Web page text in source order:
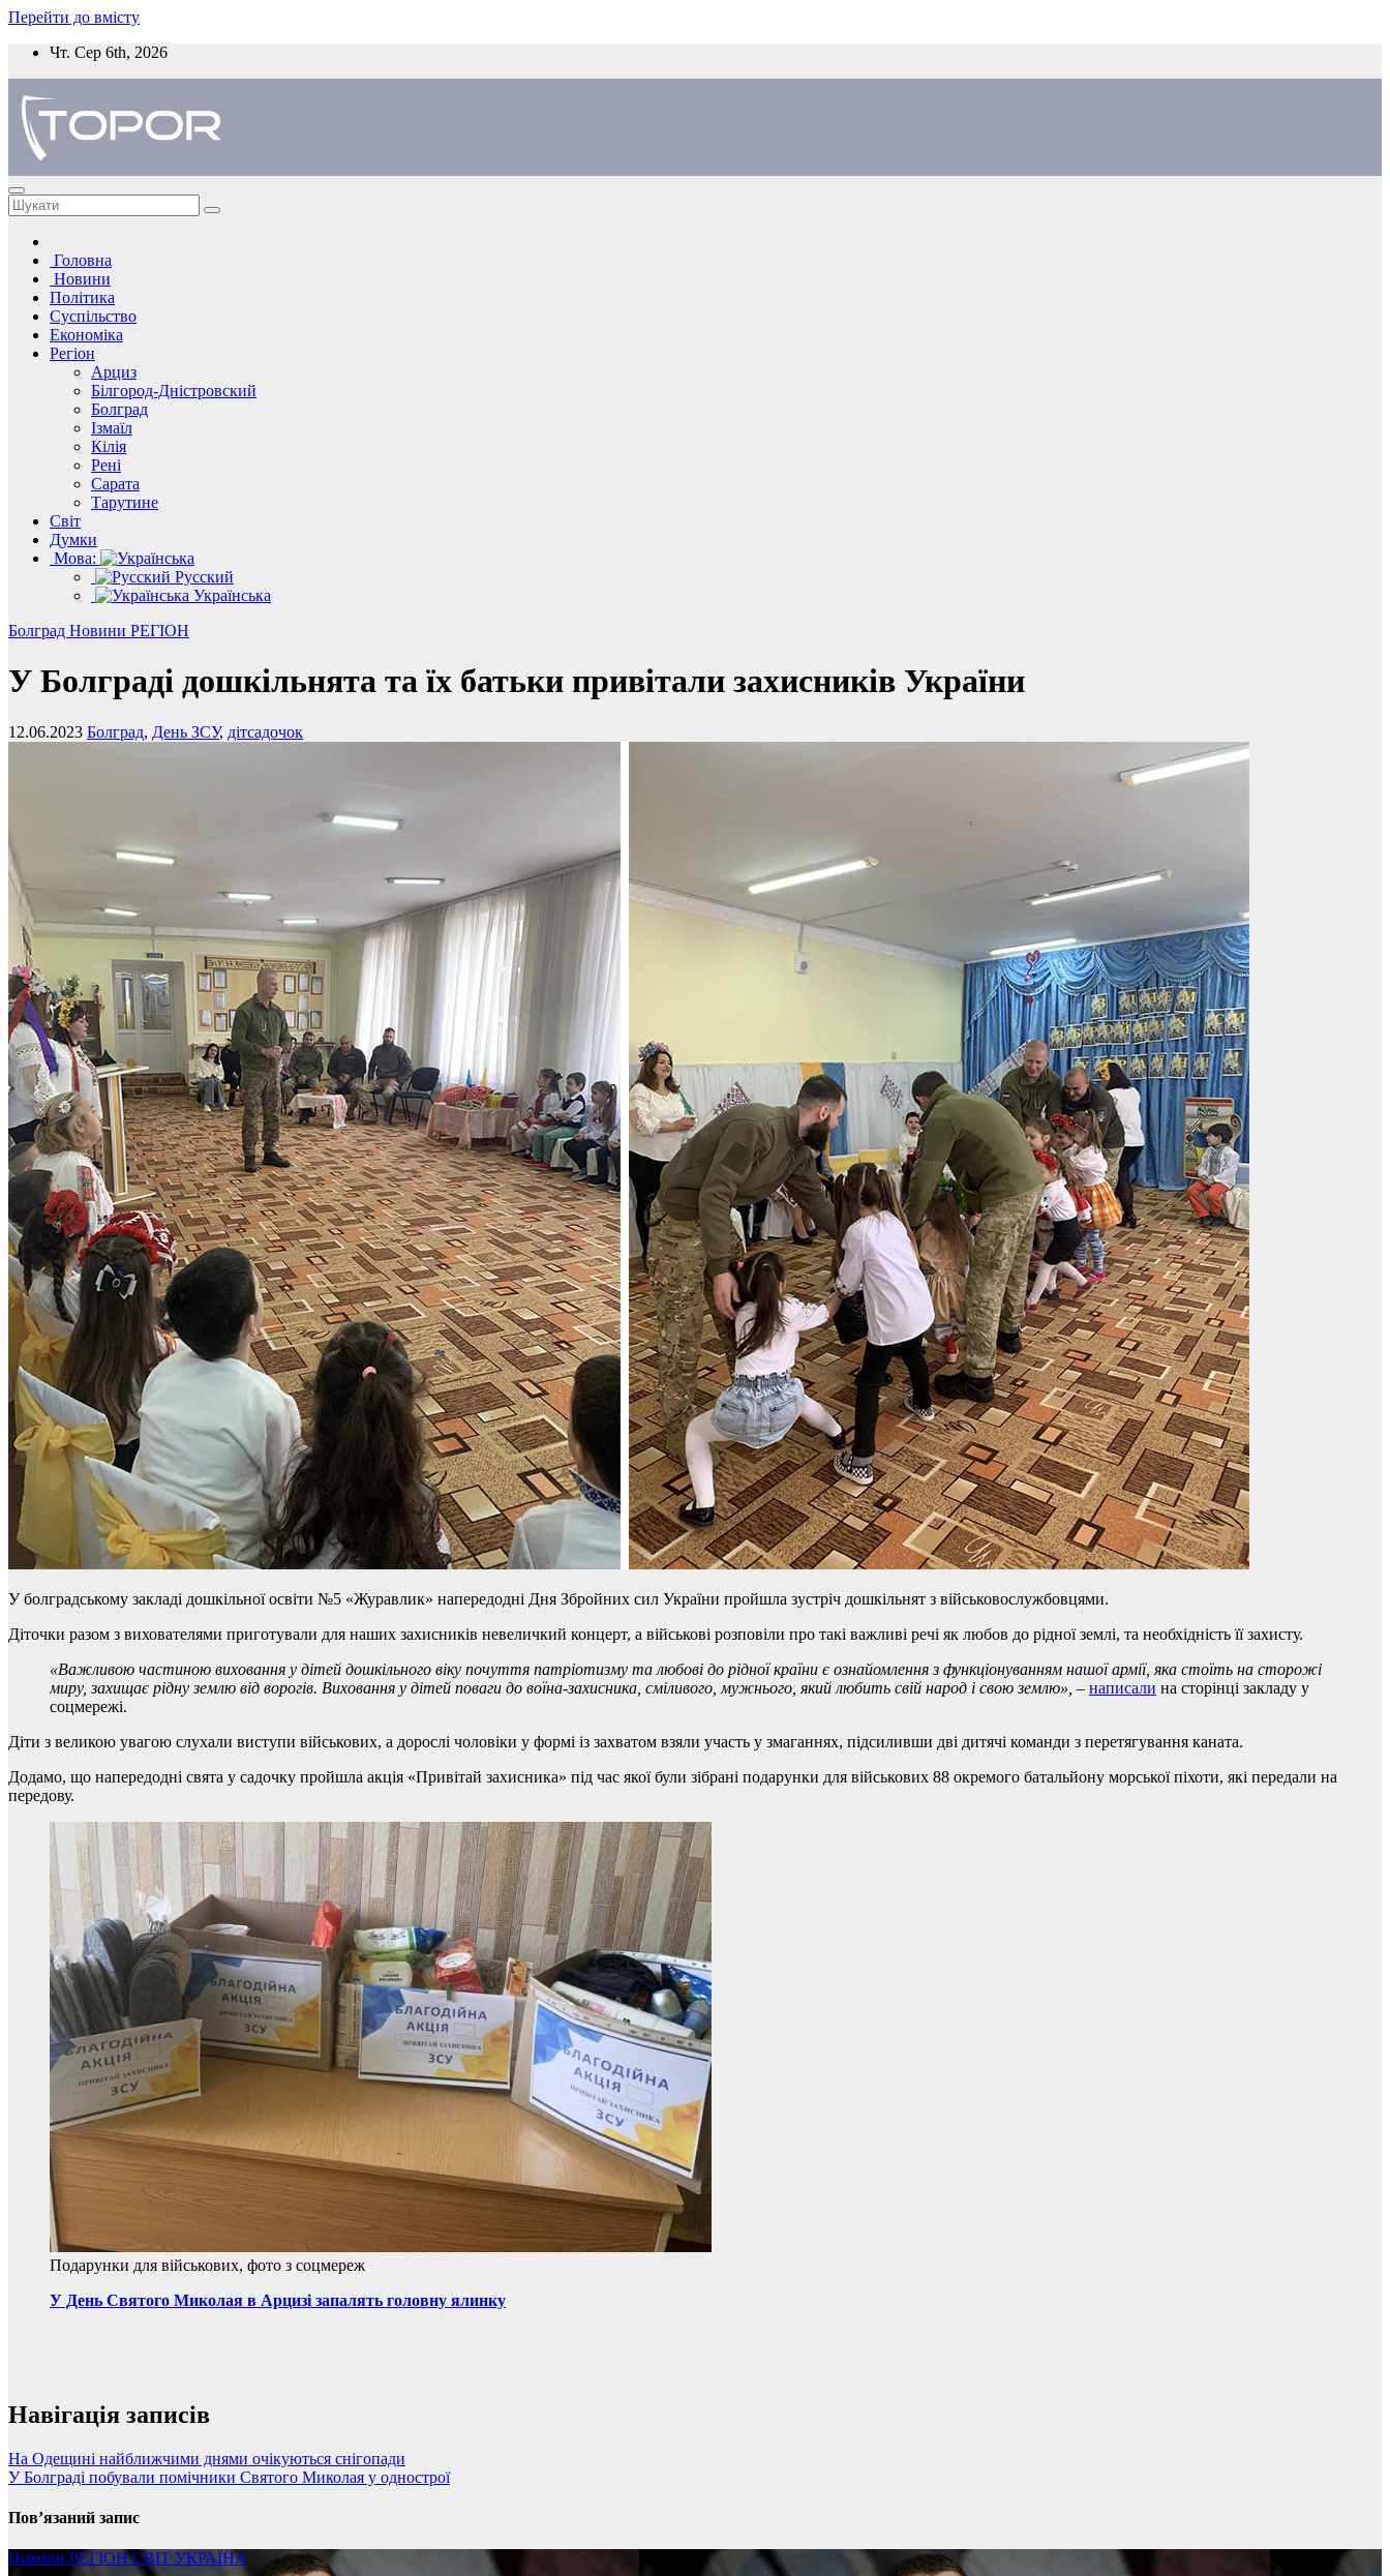
Перейти до вмісту
Чт. Сер 6th, 2026
Головна
Новини
Політика
Суспільство
Економіка
Регіон
Арциз
Білгород-Дністровский
Болград
Ізмаїл
Кілія
Рені
Сарата
Тарутине
Світ
Думки
Мова:
Русский
Українська
Болград Новини РЕГІОН
У Болграді дошкільнята та їх батьки привітали захисників України
12.06.2023 Болград, День ЗСУ, дітсадочок
У болградському закладі дошкільної освіти №5 «Журавлик» напередодні Дня Збройних сил України пройшла зустріч дошкільнят з військовослужбовцями.
Діточки разом з вихователями приготували для наших захисників невеличкий концерт, а військові розповіли про такі важливі речі як любов до рідної землі, та необхідність її захисту.
«Важливою частиною виховання у дітей дошкільного віку почуття патріотизму та любові до рідної країни є ознайомлення з функціонуванням нашої армії, яка стоїть на сторожі
миру, захищає рідну землю від ворогів. Виховання у дітей поваги до воїна-захисника, сміливого, мужнього, який любить свій народ і свою землю», – написали на сторінці закладу у
соцмережі.
Діти з великою увагою слухали виступи військових, а дорослі чоловіки у формі із захватом взяли участь у змаганнях, підсиливши дві дитячі команди з перетягування каната.
Додамо, що напередодні свята у садочку пройшла акція «Привітай захисника» під час якої були зібрані подарунки для військових 88 окремого батальйону морської піхоти, які передали на
передову.
Подарунки для військових, фото з соцмереж
У День Святого Миколая в Арцизі запалять головну ялинку
Навігація записів
На Одещині найближчими днями очікуються снігопади
У Болграді побували помічники Святого Миколая у однострої
Пов’язаний запис
Новини РЕГІОНСВІТ УКРАЇНА